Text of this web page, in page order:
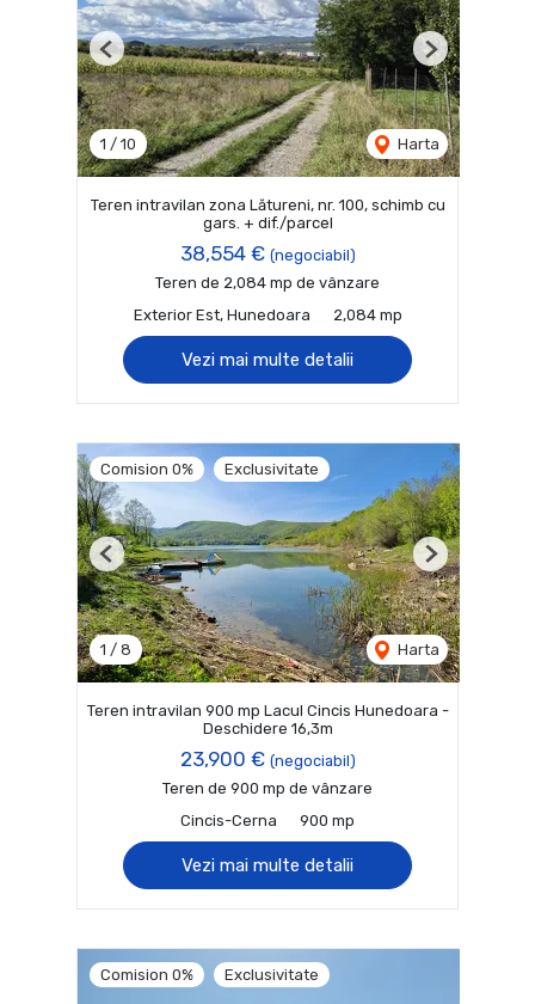
1 / 10 Harta
Previous Next
Teren intravilan zona Lătureni, nr. 100, schimb cu
gars. + dif./parcel
38,554 € (negociabil)
Teren de 2,084 mp de vânzare
Exterior Est, Hunedoara
2,084 mp
Vezi mai multe detalii
Comision 0% Exclusivitate
1 / 8 Harta
Previous Next
Teren intravilan 900 mp Lacul Cincis Hunedoara -
Deschidere 16,3m
23,900 € (negociabil)
Teren de 900 mp de vânzare
Cincis-Cerna
900 mp
Vezi mai multe detalii
Comision 0% Exclusivitate